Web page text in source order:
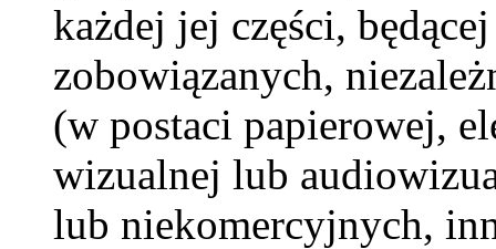
każdej jej części,
zobowiązanych,
(w postaci papierowej,
wizualnej lub
lub niekomercyjnych,